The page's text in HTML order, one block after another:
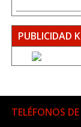
PUBLICIDAD
TELÉFONOS